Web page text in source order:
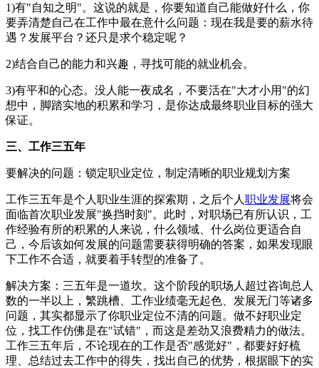
1)有"自知之明"。这说的就是，你要知道自己能做好什么，你
要弄清楚自己在工作中最在意什么问题：现在我是要的薪水待
遇？发展平台？还只是求个稳定呢？
2)结合自己的能力和兴趣，寻找可能的就业机会。
3)有平和的心态。没人能一夜成名，不要活在"大才小用"的幻
想中，脚踏实地的积累和学习，是你达成最终职业目标的强大
保证。
三、工作三五年
要解决的问题：锁定职业定位，制定清晰的职业规划方案
工作三五年是个人职业生涯的探索期，之后个人 职业发展将会
面临首次职业发展"换挡时刻"。此时，对职场已有所认识，工
作经验有所的积累的人来说，什么领域、什么岗位更适合自
己，今后该如何发展的问题需要获得明确的答案，如果发现眼
下工作不合适，就要着手转型的准备了。
解决方案：三五年是一道坎。这个阶段的职场人超过咨询总人
数的一半以上，繁跳槽、工作业绩毫无起色、发展无门等诸多
问题，其实都显示了你职业定位不清的问题。做不好职业定
位，找工作仿佛是在"试错"，而这是差劲又浪费精力的做法。
工作三五年后，不论现在的工作是否"感觉好"，都要好好梳
理、总结过去工作中的得失，找出自己的优势，根据眼下的实